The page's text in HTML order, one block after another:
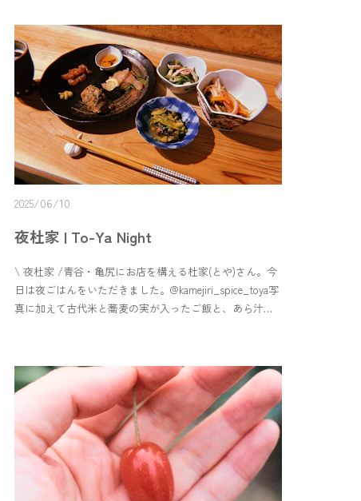
とで、また食べられる機会があると嬉しいな！みなさま
お見逃しなく！帰りに「ゆすら梅」も購入。初めまして
の果物。試食があって、初めましてなのになんだか懐か
しい味。素朴とはこのことかもしれません。甘すぎず、
酸っぱくもなく。素朴で優しい。くどくない。おやつに
むしゃむしゃ食べようと思います。ようこそ館では、初
めましての食材にたまに出会うので面白いです。お得な
サイズもあるし、使い切りやすいサイズ、野菜1個〜買え
る時もあるのが嬉しいところ。ぜひご宿泊でお料理する
際はお立ち寄りください〜！＊ ＊ ＊Today was a lunch
day at Aoya Yokoso-kan 🍴The menu featured local
things you can actually buy at the shop. I loved the smoked
herb sauce was so good I finished it in no time.☺️This was
their first time offering lunch like this, and I really hope
they’ll do it again. Don’t miss it if you’re around!On the
sweet, not too sour. Just simple and kind. I’ll be snacking
on them later.One of the fun things about Yokoso-kan is
discovering new-to-me ingredients.You can find small
portions, good prices, and sometimes just one of
something—perfect if you’re cooking while staying
nearby.If you’re staying in Aoya and plan to cook, be sure
to stop by!
2025/06/10
夜杜家 | To-Ya Night
\ 夜杜家 /青谷・亀尻にお店を構える杜家(とや)さん。今
日は夜ごはんをいただきました。@kamejiri_spice_toya写
真に加えて古代米と蕎麦の実が入ったご飯と、あら汁
インスタを確認してぜひお楽しみください♪\ To-Ya
Night /TOYA has a restaurant in Kamejiri, Aoya.Today we
had dinner.@kamejiri_spice_toyaIn addition to the photo,
rice with ancient rice and buckwheat seeds, arajiru soup,
and one more dish. An amazing one with oil.It was a
tongue-tingling evening meal where we enjoyed the
fish.Reservations are required for the evening, so please
check the installation and enjoy... ♪